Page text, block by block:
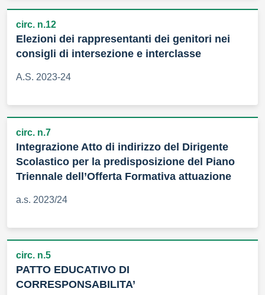
circ. n.12
Elezioni dei rappresentanti dei genitori nei
consigli di intersezione e interclasse
A.S. 2023-24
circ. n.7
Integrazione Atto di indirizzo del Dirigente
Scolastico per la predisposizione del Piano
Triennale dell’Offerta Formativa attuazione
a.s. 2023/24
circ. n.5
PATTO EDUCATIVO DI
CORRESPONSABILITA’